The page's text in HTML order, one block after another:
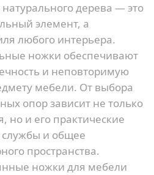
дерева — это
элемент, а
любого интерьера.
ножки обеспечивают
и неповторимую
мебели. От выбора
опор зависит не только
но и его практические
службы и общее
пространства.
ножки для мебели